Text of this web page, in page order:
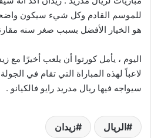
للموسم القادم وكل شيء سيكون واضحاً.
هو الخيار الأفضل بسبب صغر سنه
سيواجه فيها ريال مدريد رايو فالكيانو .
الريال زيدان